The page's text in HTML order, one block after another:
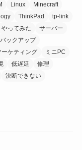
Linux
Minecraft
ThinkPad
tp-link
やってみた
サーバー
バックアップ
ーケティング
ミニPC
低遅延
修理
決断できない